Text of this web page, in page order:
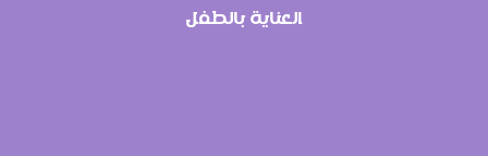
العناية بالطفل